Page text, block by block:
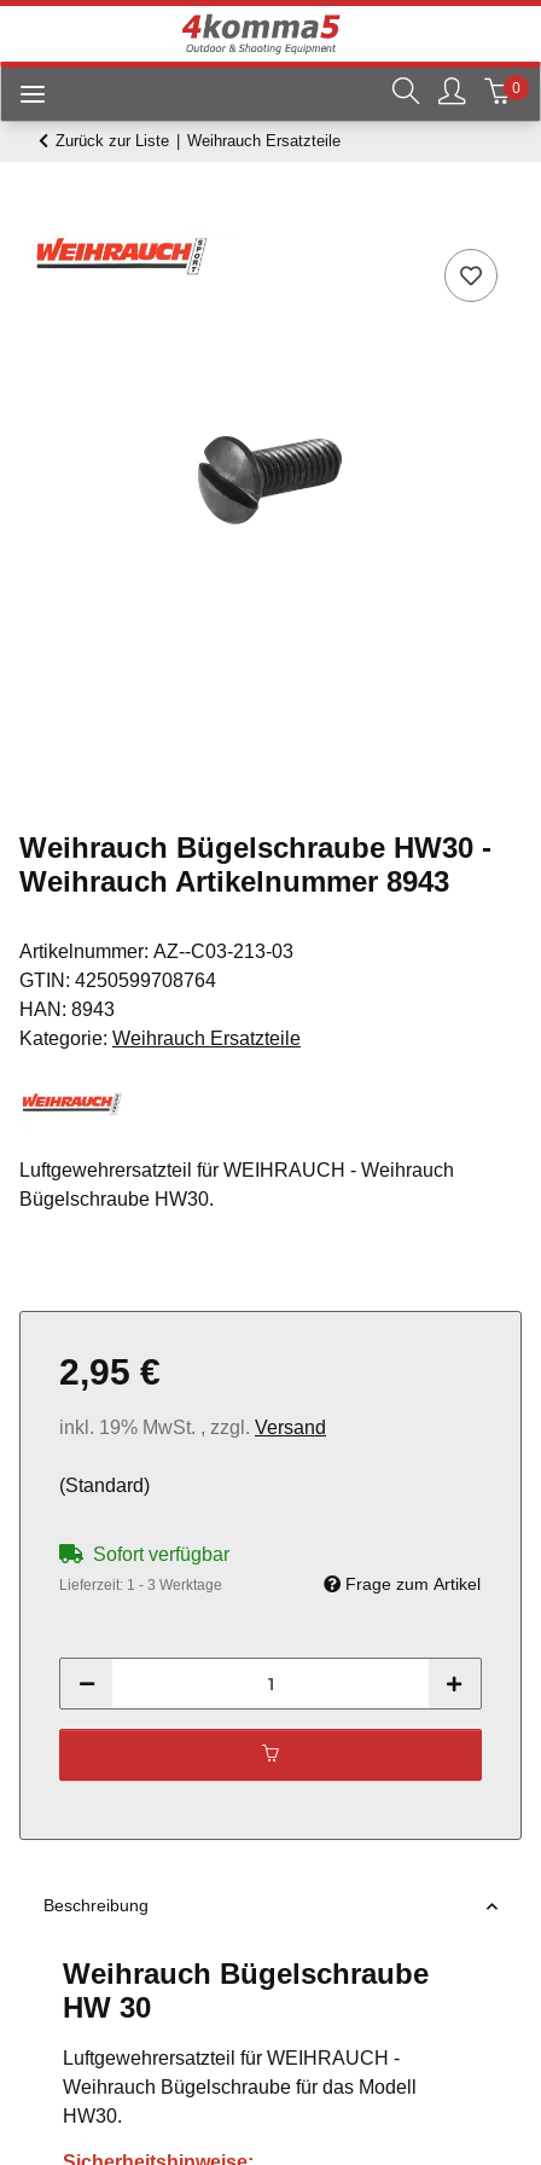
0
Zurück zur Liste Weihrauch Ersatzteile
Weihrauch Bügelschraube HW30 -
Weihrauch Artikelnummer 8943
Artikelnummer: AZ--C03-213-03
GTIN: 4250599708764
HAN: 8943
Kategorie: Weihrauch Ersatzteile
Luftgewehrersatzteil für WEIHRAUCH - Weihrauch
Bügelschraube HW30.
2,95 €
inkl. 19% MwSt. , zzgl. Versand
(Standard)
Sofort verfügbar
Lieferzeit: 1 - 3 Werktage Frage zum Artikel
Beschreibung
Weihrauch Bügelschraube
HW 30
Luftgewehrersatzteil für WEIHRAUCH -
Weihrauch Bügelschraube für das Modell
HW30.